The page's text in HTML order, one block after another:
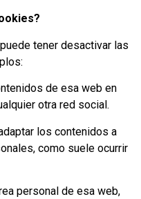
tener desactivar las
de esa web en
otra red social.
los contenidos a
como suele ocurrir
personal de esa web,